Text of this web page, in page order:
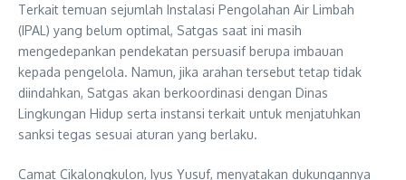
Terkait temuan sejumlah Instalasi Pengolahan Air Limbah
(IPAL) yang belum optimal, Satgas saat ini masih
mengedepankan pendekatan persuasif berupa imbauan
kepada pengelola. Namun, jika arahan tersebut tetap tidak
diindahkan, Satgas akan berkoordinasi dengan Dinas
Lingkungan Hidup serta instansi terkait untuk menjatuhkan
sanksi tegas sesuai aturan yang berlaku.
Camat Cikalongkulon, Iyus Yusuf, menyatakan dukungannya